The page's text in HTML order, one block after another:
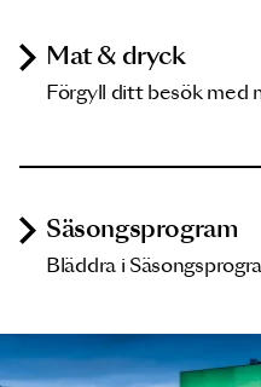
Mat & dryck
Förgyll ditt besök med
Säsongsprogram
Bläddra i